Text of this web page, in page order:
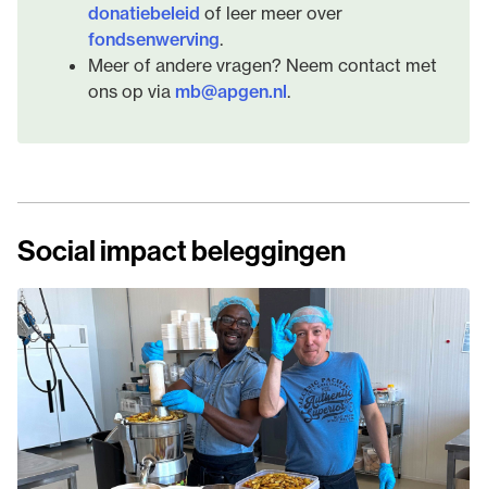
donatiebeleid of leer meer over
fondsenwerving.
Meer of andere vragen? Neem contact met
ons op via mb@apgen.nl.
Social impact beleggingen